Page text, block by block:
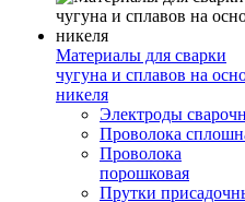
Материалы для сварки
чугуна и сплавов на
никеля
Электроды
Проволока
Проволока
порошковая
Прутки